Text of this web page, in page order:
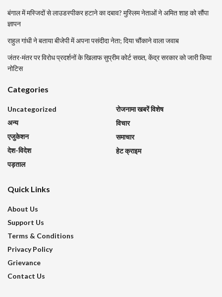
बंगाल में मस्जिदों से लाउडस्पीकर हटाने का दबाव? मुस्लिम नेताओं ने अमित शाह को सौंपा
ज्ञापन
राहुल गांधी ने बताया बीजेपी में अपना पसंदीदा नेता; दिया चौंकाने वाला जवाब
जंतर-मंतर पर विरोध प्रदर्शनों के खिलाफ सुप्रीम कोर्ट सख्त, केंद्र सरकार को जारी किया
नोटिस
Categories
Uncategorized
अन्य
एजुकेशन
देश-विदेश
पड़ताल
रोजनामा खबरें विशेष
विचार
समाचार
हेट क्राइम
Quick Links
About Us
Support Us
Terms & Conditions
Privacy Policy
Grievance
Contact Us